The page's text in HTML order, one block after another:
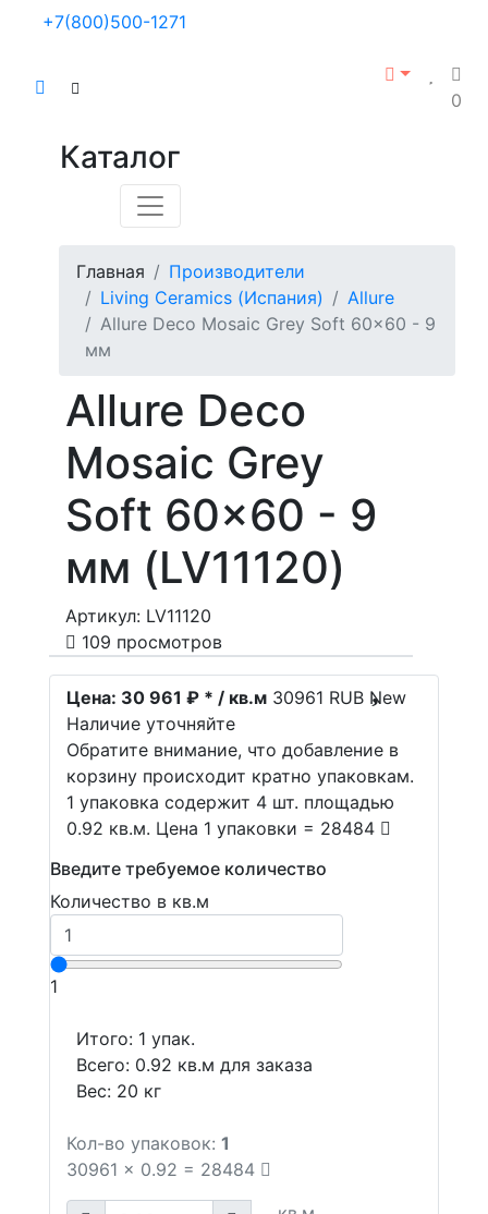
+7(800)500-1271
0
Каталог
Главная
Производители
Living Ceramics (Испания)
Allure
Allure Deco Mosaic Grey Soft 60x60 - 9
мм
Allure Deco
Mosaic Grey
Soft 60x60 - 9
мм (LV11120)
Артикул: LV11120
109 просмотров
Цена: 30 961 ₽ * / кв.м 30961 RUB New
Наличие уточняйте
Обратите внимание, что добавление в
корзину происходит кратно упаковкам.
1 упаковка содержит 4 шт. площадью
0.92 кв.м. Цена 1 упаковки = 28484
Введите требуемое количество
Количество в кв.м
1
Итого: 1 упак.
Всего: 0.92 кв.м для заказа
Вес: 20 кг
Кол-во упаковок: 1
30961 x 0.92 = 28484